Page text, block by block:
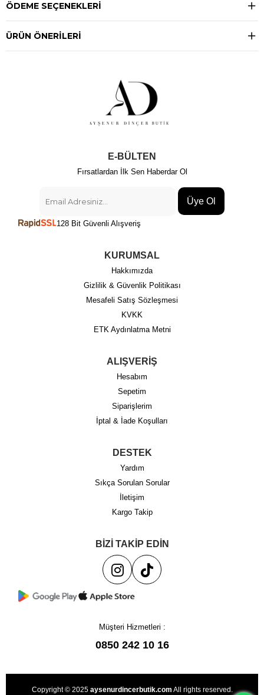
ÖDEME SEÇENEKLERI
ÜRÜN ÖNERILERI
E-BÜLTEN
Fırsatlardan İlk Sen Haberdar Ol
Üye Ol
128 Bit Güvenli Alışveriş
KURUMSAL
Hakkımızda
Gizlilik & Güvenlik Politikası
Mesafeli Satış Sözleşmesi
KVKK
ETK Aydınlatma Metni
ALIŞVERİŞ
Hesabım
Sepetim
Siparişlerim
İptal & İade Koşulları
DESTEK
Yardım
Sıkça Sorulan Sorular
İletişim
Kargo Takip
BİZİ TAKİP EDİN
Müşteri Hizmetleri :
0850 242 10 16
Copyright © 2025 aysenurdincerbutik.com All rights reserved.